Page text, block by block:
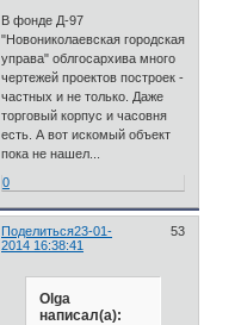
В фонде Д-97
"Новониколаевская городская
управа" облгосархива много
чертежей проектов построек -
частных и не только. Даже
торговый корпус и часовня
есть. А вот искомый объект
пока не нашел...
0
Поделиться 53
23-01-
2014 16:38:41
Olga
написал(а):